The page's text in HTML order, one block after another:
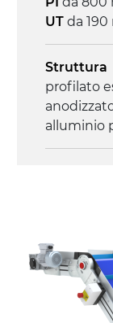
3.4 m/
on/off, E-
UT da
Struttura
profilato
alluminio
Supporti
alluminio
in